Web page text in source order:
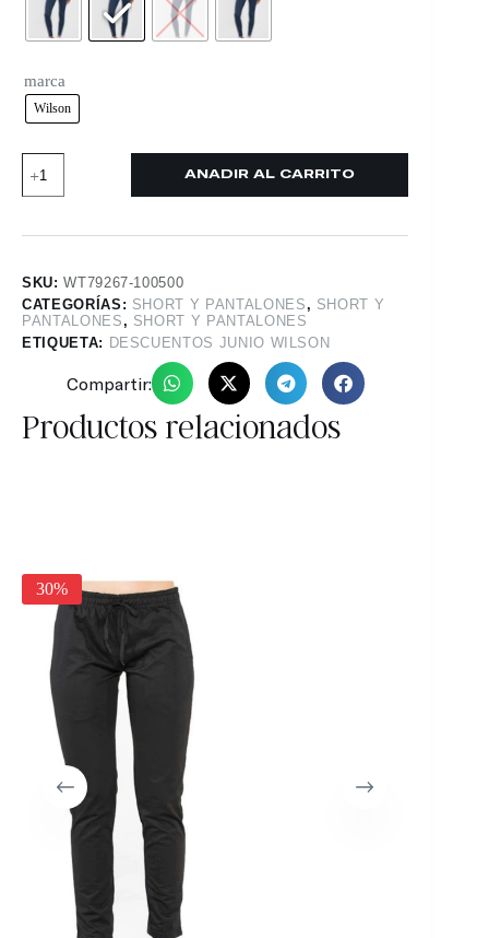
marca
Wilson
AÑADIR AL CARRITO
SKU:WT79267-100500
CATEGORÍAS: SHORT Y PANTALONES , SHORT Y
PANTALONES , SHORT Y PANTALONES
ETIQUETA: DESCUENTOS JUNIO WILSON
Compartir:
Productos relacionados
30%